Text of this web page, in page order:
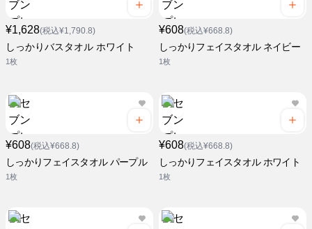
¥1,628(税込¥1,790.8)
しっかりバスタオル ホワイト
1枚
¥608(税込¥668.8)
しっかりフェイスタオル ネイビー
1枚
¥608(税込¥668.8)
しっかりフェイスタオル パープル
1枚
¥608(税込¥668.8)
しっかりフェイスタオル ホワイト
1枚